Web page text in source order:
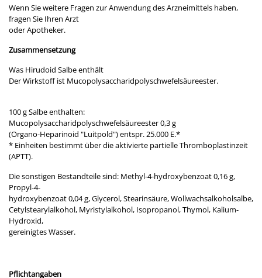
Wenn Sie weitere Fragen zur Anwendung des Arzneimittels haben,
fragen Sie Ihren Arzt
oder Apotheker.
Zusammensetzung
Was Hirudoid Salbe enthält
Der Wirkstoff ist Mucopolysaccharidpolyschwefelsäureester.
100 g Salbe enthalten:
Mucopolysaccharidpolyschwefelsäureester 0,3 g
(Organo-Heparinoid "Luitpold") entspr. 25.000 E.*
* Einheiten bestimmt über die aktivierte partielle Thromboplastinzeit
(APTT).
Die sonstigen Bestandteile sind: Methyl-4-hydroxybenzoat 0,16 g,
Propyl-4-
hydroxybenzoat 0,04 g, Glycerol, Stearinsäure, Wollwachsalkoholsalbe,
Cetylstearylalkohol, Myristylalkohol, Isopropanol, Thymol, Kalium-
Hydroxid,
gereinigtes Wasser.
Pflichtangaben